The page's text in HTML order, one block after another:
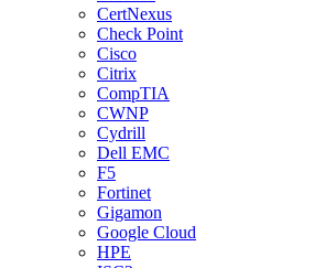
CertNexus
Check Point
Cisco
Citrix
CompTIA
CWNP
Cydrill
Dell EMC
F5
Fortinet
Gigamon
Google Cloud
HPE